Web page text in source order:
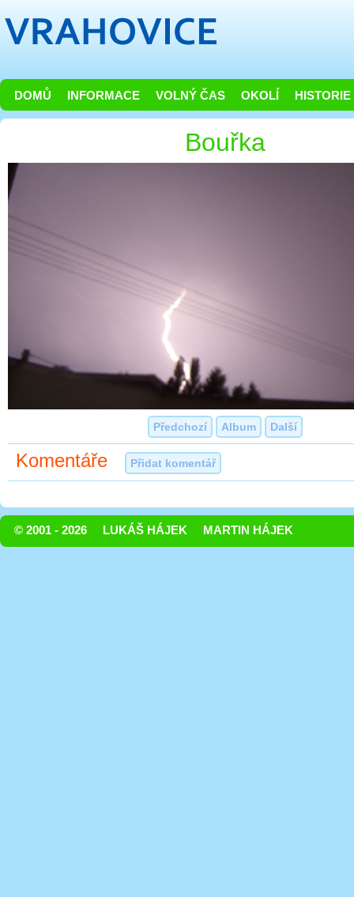
DOMŮ INFORMACE VOLNÝ ČAS OKOLÍ HISTORIE
Bouřka
Předchozí Album Další
Komentáře Přidat komentář
© 2001 - 2026 LUKÁŠ HÁJEK MARTIN HÁJEK